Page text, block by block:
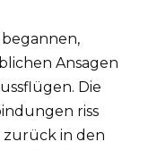
Ansagen
Die
riss
zurück in den